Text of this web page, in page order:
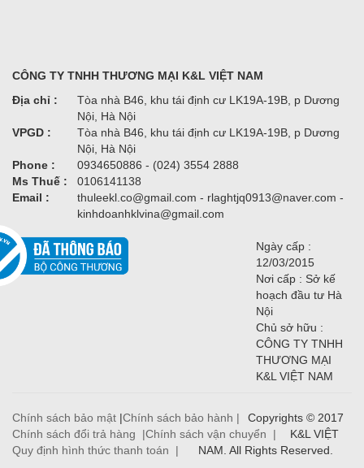
CÔNG TY TNHH THƯƠNG MẠI K&L VIỆT NAM
Địa chỉ :
Tòa nhà B46, khu tái định cư LK19A-19B, p Dương
Nội, Hà Nội
VPGD :
Tòa nhà B46, khu tái định cư LK19A-19B, p Dương
Nội, Hà Nội
Phone :
0934650886 - (024) 3554 2888
Ms Thuế :
0106141138
Email :
thuleekl.co@gmail.com - rlaghtjq0913@naver.com -
kinhdoanhklvina@gmail.com
Ngày cấp :
12/03/2015
Nơi cấp : Sở kế
hoạch đầu tư Hà
Nội
Chủ sở hữu :
CÔNG TY TNHH
THƯƠNG MẠI
K&L VIỆT NAM
Chính sách bảo mật |Chính sách bảo hành |
Chính sách đổi trả hàng |Chính sách vận chuyển |
Quy định hình thức thanh toán |
Copyrights © 2017
K&L VIỆT
NAM. All Rights Reserved.